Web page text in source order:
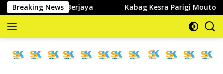
Langsung
ke
konten
Breaking News
Tetap Berjaya Kabag Kesra Parigi Moutong Buka
mengabarkan